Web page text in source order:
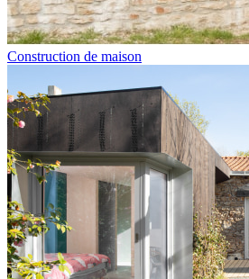
Construction de maison